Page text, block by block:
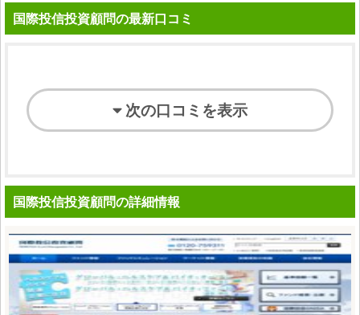
国際投信投資顧問の最新口コミ
次の口コミを表示
国際投信投資顧問の詳細情報